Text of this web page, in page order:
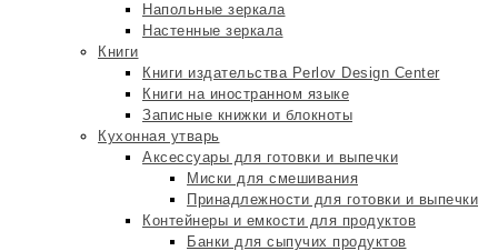
Напольные зеркала
Настенные зеркала
Книги
Книги издательства Perlov Design Center
Книги на иностранном языке
Записные книжки и блокноты
Кухонная утварь
Аксессуары для готовки и выпечки
Миски для смешивания
Принадлежности для готовки и выпечки
Контейнеры и емкости для продуктов
Банки для сыпучих продуктов